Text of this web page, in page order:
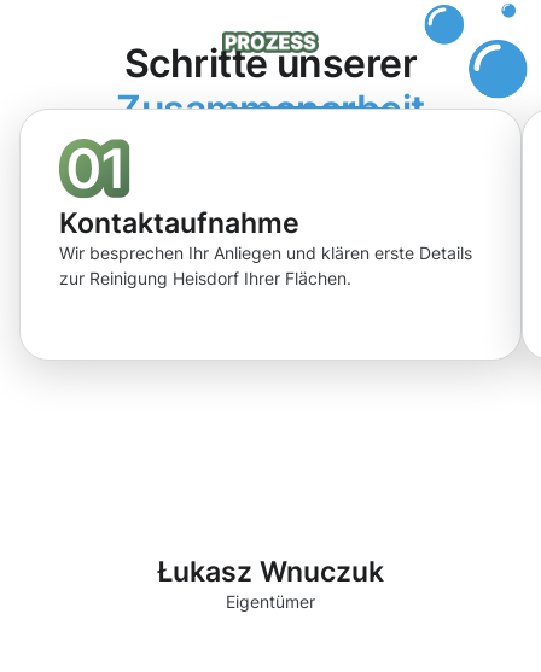
Schritte unserer
Zusammenarbeit
Kontaktaufnahme
Wir besprechen Ihr Anliegen und klären erste Details
zur Reinigung Heisdorf Ihrer Flächen.
Łukasz Wnuczuk
Eigentümer